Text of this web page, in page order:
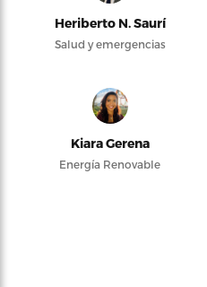
Heriberto N. Saurí
Salud y emergencias
Kiara Gerena
Energía Renovable